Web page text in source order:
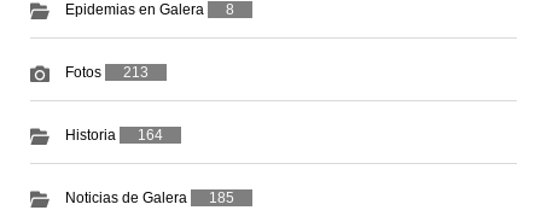
Epidemias en Galera 8
Fotos 213
Historia 164
Noticias de Galera 185